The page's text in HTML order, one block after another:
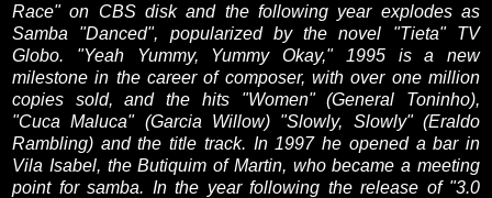
Race" on CBS disk and the following year explodes as
Samba
"Danced", popularized by the novel "Tieta" TV
Globo. "Yeah Yummy, Yummy Okay," 1995
is a new
milestone in the career of composer, with over one million
copies sold,and the hits "Women"(General Toninho),
"CucaMaluca" (Garcia Willow) "Slowly, Slowly"(Eraldo
Rambling) and the title track. In 1997 he opened a bar in
Vila Isabel, theButiquim of Martin, who became a meeting
point for samba. In the year following the release of "3.0